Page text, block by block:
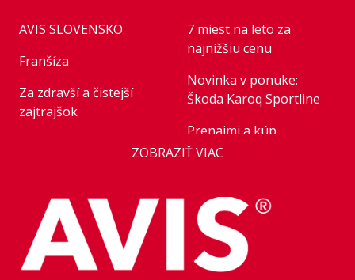
AVIS SLOVENSKO
Franšíza
Za zdravší a čistejší
zajtrajšok
Kariéra
Franchise
Kľúčoví zamestnanci
7 miest na leto za
najnižšiu cenu
Novinka v ponuke:
Škoda Karoq Sportline
Prenajmi a kúp
Novinka v ponuke:
Style Plus
Parkovanie pre rastúce
flotily: nové modely
mobility v roku 2026
ZOBRAZIŤ VIAC